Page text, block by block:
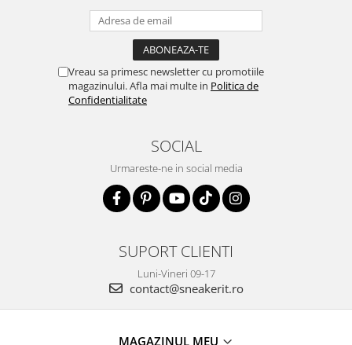
Vreau sa primesc newsletter cu promotiile
magazinului. Afla mai multe in Politica de
Confidentialitate
SOCIAL
Urmareste-ne in social media
SUPORT CLIENTI
Luni-Vineri 09-17
contact@sneakerit.ro
MAGAZINUL MEU